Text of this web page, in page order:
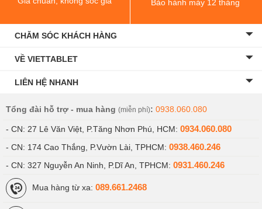
Samsung Galaxy S21 Plus
256GB Mỹ cũ
Samsung Galaxy S21 Plus
128GB Hàn cũ
5.599.000 ₫
Bảo hành máy 12 tháng
CHĂM SÓC KHÁCH HÀNG
VỀ VIETTABLET
LIÊN HỆ NHANH
Tổng đài hỗ trợ - mua hàng (miễn phí): 0938.060.080
- CN: 27 Lê Văn Việt, P.Tăng Nhơn Phú, HCM: 0934.060.080
- CN: 174 Cao Thắng, P.Vườn Lài, TPHCM: 0938.460.246
- CN: 327 Nguyễn An Ninh, P.Dĩ An, TPHCM: 0931.460.246
Mua hàng từ xa: 089.661.2468